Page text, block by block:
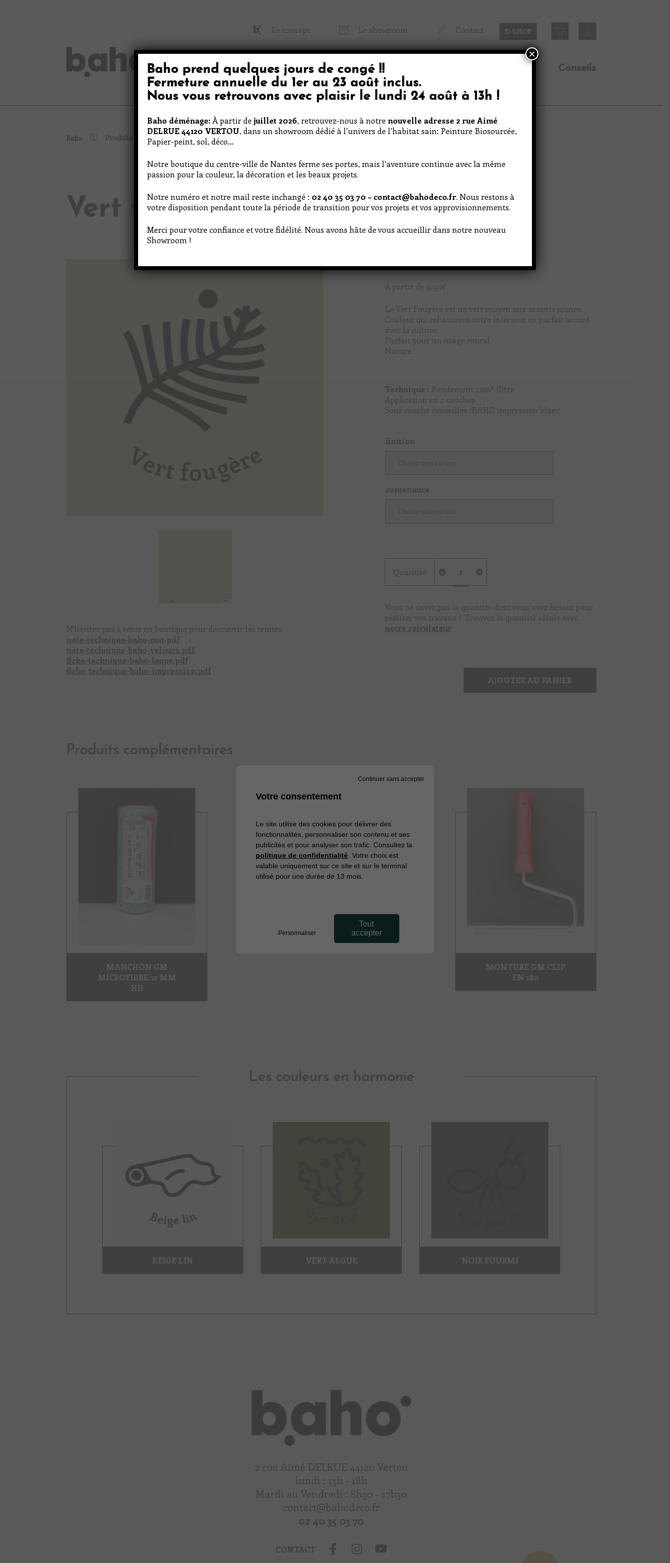
Le concept Le showroom Contact E-SHOP
Peinture Baho Papier Peint & Tissu Conseils
Baho Produits Vert fougère
Vert fougère
N'hésitez pas à venir en boutique pour découvrir les teintes
note-technique-baho-mat.pdf
note-technique-baho-velours.pdf
fiche-technique-baho-laque.pdf
fiche-technique-baho-impression.pdf
À partir de 9,95€
Le Vert Fougère est un vert moyen aux accents jaunes.
Couleur qui rehaussera votre intérieur en parfait accord
avec la nature.
Parfait pour un usage mural.
Nature.
Technique : Rendement 12m² /litre
Application en 2 couches
Sous couche conseillée :BAHO impression blanc
finition
contenance
Quantité
de
Vert
Vous ne savez pas la quantité dont vous avez besoin pour
réaliser vos travaux ? Trouvez la quantité idéale avec
notre calculateur
AJOUTER AU PANIER
Produits complémentaires
MANCHON GM
MICROFIBRE 12 MM
HD
MONTURE GM CLIP
EN 180
Les couleurs en harmonie
BEIGE LIN VERT ALGUE NOIR FOURMI
2 rue Aimé DELRUE 44120 Vertou
lundi : 13h - 18h
Mardi au Vendredi : 8h30 – 17h30
contact@bahodeco.fr
02 40 35 03 70
CONTACT
Baho prend quelques jours de congé!!
Fermeture annuelle du 1er au 23 août inclus.
Nous vous retrouvons avec plaisir le lundi 24 août à 13h !
Baho déménage:À partir de juillet 2026, retrouvez-nous à notre nouvelle adresse 2 rue Aimé
DELRUE 44120 VERTOU, dans un showroom dédié à l’univers de l’habitat sain: Peinture Biosourcée,
Papier-peint, sol, déco…
Notre boutique du centre-ville de Nantes ferme ses portes, mais l’aventure continue avec la même
passion pour la couleur, la décoration et les beaux projets.
Notre numéro et notre mail reste inchangé : 02 40 35 03 70 – contact@bahodeco.fr. Nous restons à
votre disposition pendant toute la période de transition pour vos projets et vos approvisionnements.
Merci pour votre confiance et votre fidélité. Nous avons hâte de vous accueillir dans notre nouveau
Showroom !
×
Votre consentement
Le site utilise des cookies pour délivrer des
fonctionnalités, personnaliser son contenu et ses
publicités et pour analyser son trafic. Consultez la
politique de confidentialité . Votre choix est
valable uniquement sur ce site et sur le terminal
utilisé pour une durée de 13 mois.
Tout
accepter
Personnaliser
Continuer sans accepter